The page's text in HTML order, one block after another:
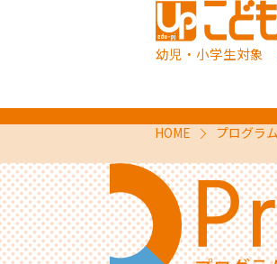
幼児・小学生対象
HOME プログラム